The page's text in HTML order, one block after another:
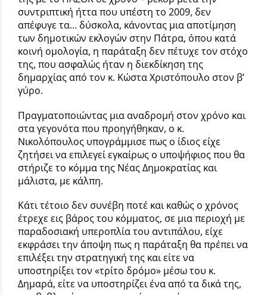
συντριπτική ήττα που υπέστη το 2009, δεν
απέφυγε τα… δύσκολα, κάνοντας μια αποτίμηση
των δημοτικών εκλογών στην Πάτρα, όπου κατά
κοινή ομολογία, η παράταξη δεν πέτυχε τον στόχο
της, που ασφαλώς ήταν η διεκδίκηση της
δημαρχίας από τον κ. Κώστα Χριστόπουλο στον β’
γύρο.
Πραγματοποιώντας μια αναδρομή στον χρόνο και
στα γεγονότα που προηγήθηκαν, ο κ.
Νικολόπουλος υπογράμμισε πως ο ίδιος είχε
ζητήσει να επιλεγεί εγκαίρως ο υποψήφιος που θα
στήριζε το κόμμα της Νέας Δημοκρατίας και
μάλιστα, με κάλπη.
Κάτι τέτοιο δεν συνέβη ποτέ και καθώς ο χρόνος
έτρεχε εις βάρος του κόμματος, σε μια περιοχή με
παραδοσιακή υπεροπλία του αντιπάλου, είχε
εκφράσει την άποψη πως η παράταξη θα πρέπει να
επιλέξει την στρατηγική της και είτε να
υποστηρίξει τον «τρίτο δρόμο» μέσω του κ.
Δημαρά, είτε να υποστηρίζει ένα από τα δικά της,